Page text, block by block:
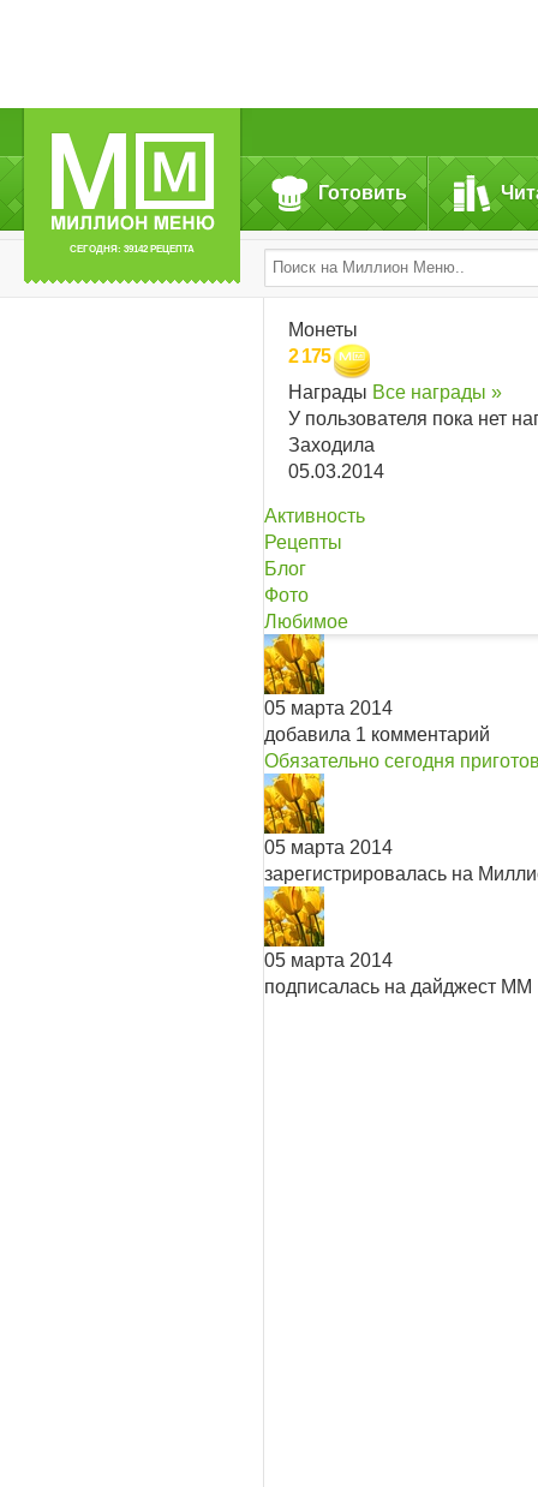
СЕГОДНЯ: 39142 РЕЦЕПТА
Готовить
Монеты
2 175
Награды Все награды »
У пользователя пока нет
Заходила
05.03.2014
Активность
Рецепты
Блог
Фото
Любимое
05 марта 2014
добавила 1 комментарий
Обязательно сегодня
05 марта 2014
зарегистрировалась на
05 марта 2014
подписалась на дайджест ММ